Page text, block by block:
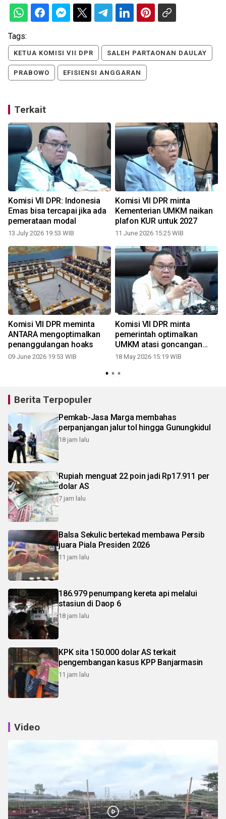
Tags:
KETUA KOMISI VII DPR SALEH PARTAONAN DAULAY
PRABOWO EFISIENSI ANGGARAN
Terkait
Komisi VII DPR: Indonesia
Emas bisa tercapai jika ada
pemerataan modal
13 July 2026 19:53 WIB
Komisi VII DPR minta
Kementerian UMKM naikan
plafon KUR untuk 2027
11 June 2026 15:25 WIB
Komisi VII DPR meminta
ANTARA mengoptimalkan
penanggulangan hoaks
09 June 2026 19:53 WIB
Komisi VII DPR minta
pemerintah optimalkan
UMKM atasi goncangan
global
18 May 2026 15:19 WIB
Berita Terpopuler
Pemkab-Jasa Marga membahas
perpanjangan jalur tol hingga Gunungkidul
18 jam lalu
Rupiah menguat 22 poin jadi Rp17.911 per
dolar AS
7 jam lalu
Balsa Sekulic bertekad membawa Persib
juara Piala Presiden 2026
11 jam lalu
186.979 penumpang kereta api melalui
stasiun di Daop 6
18 jam lalu
KPK sita 150.000 dolar AS terkait
pengembangan kasus KPP Banjarmasin
11 jam lalu
Video